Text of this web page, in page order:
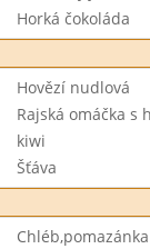
Horká čokoláda
Hovězí nudlová
Rajská omáčka s
kiwi
Šťáva